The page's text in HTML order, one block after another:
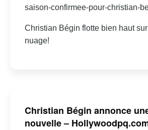
saison-confirmee-pour-christian-
Christian Bégin flotte bien haut
nuage!
Christian Bégin annonce
nouvelle –